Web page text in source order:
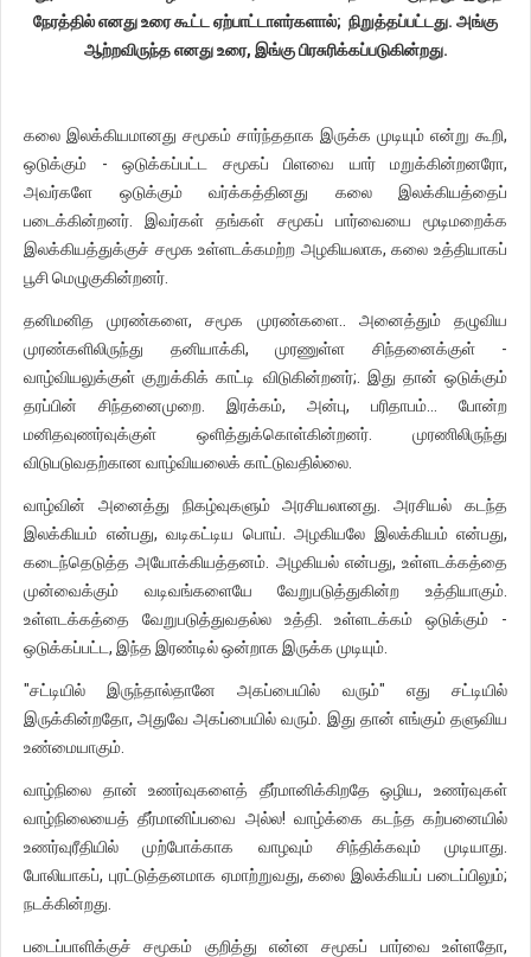
நேரத்தில் எனது உரை கூட்ட ஏற்பாட்டாளர்களால்; நிறுத்தப்பட்டது. அங்கு
ஆற்றவிருந்த எனது உரை, இங்கு பிரசுரிக்கப்படுகின்றது.
கலை இலக்கியமானது சமூகம் சார்ந்ததாக இருக்க முடியும் என்று கூறி,
ஒடுக்கும் - ஒடுக்கப்பட்ட சமூகப் பிளவை யார் மறுக்கின்றனரோ,
அவர்களே ஒடுக்கும் வர்க்கத்தினது கலை இலக்கியத்தைப்
படைக்கின்றனர். இவர்கள் தங்கள் சமூகப் பார்வையை மூடிமறைக்க
இலக்கியத்துக்குச் சமூக உள்ளடக்கமற்ற அழகியலாக, கலை உத்தியாகப்
பூசி மெழுகுகின்றனர்.
தனிமனித முரண்களை, சமூக முரண்களை.. அனைத்தும் தழுவிய
முரண்களிலிருந்து தனியாக்கி, முரணுள்ள சிந்தனைக்குள் -
வாழ்வியலுக்குள் குறுக்கிக் காட்டி விடுகின்றனர்;. இது தான் ஒடுக்கும்
தரப்பின் சிந்தனைமுறை. இரக்கம், அன்பு, பரிதாபம்… போன்ற
மனிதவுணர்வுக்குள் ஒளித்துக்கொள்கின்றனர். முரணிலிருந்து
விடுபடுவதற்கான வாழ்வியலைக் காட்டுவதில்லை.
வாழ்வின் அனைத்து நிகழ்வுகளும் அரசியலானது. அரசியல் கடந்த
இலக்கியம் என்பது, வடிகட்டிய பொய். அழகியலே இலக்கியம் என்பது,
கடைந்தெடுத்த அயோக்கியத்தனம். அழகியல் என்பது, உள்ளடக்கத்தை
முன்வைக்கும் வடிவங்களையே வேறுபடுத்துகின்ற உத்தியாகும்.
உள்ளடக்கத்தை வேறுபடுத்துவதல்ல உத்தி. உள்ளடக்கம் ஒடுக்கும் -
ஒடுக்கப்பட்ட, இந்த இரண்டில் ஒன்றாக இருக்க முடியும்.
"சட்டியில் இருந்தால்தானே அகப்பையில் வரும்" எது சட்டியில்
இருக்கின்றதோ, அதுவே அகப்பையில் வரும். இது தான் எங்கும் தளுவிய
உண்மையாகும்.
வாழ்நிலை தான் உணர்வுகளைத் தீர்மானிக்கிறதே ஒழிய, உணர்வுகள்
வாழ்நிலையைத் தீர்மானிப்பவை அல்ல! வாழ்க்கை கடந்த கற்பனையில்
உணர்வுரீதியில் முற்போக்காக வாழவும் சிந்திக்கவும் முடியாது.
போலியாகப், புரட்டுத்தனமாக ஏமாற்றுவது, கலை இலக்கியப் படைப்பிலும்;
நடக்கின்றது.
படைப்பாளிக்குச் சமூகம் குறித்து என்ன சமூகப் பார்வை உள்ளதோ,